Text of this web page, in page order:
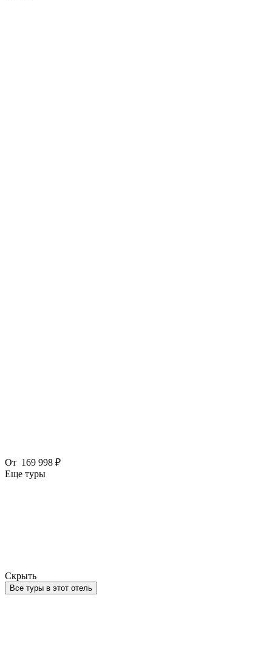
От 169 998 ₽
Еще туры
Скрыть
Все туры в этот отель